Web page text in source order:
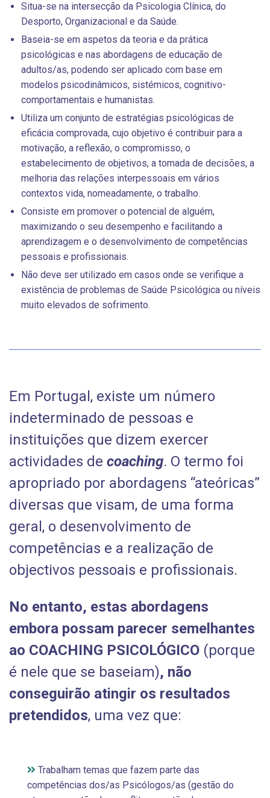
Situa-se na intersecção da Psicologia Clínica, do
Desporto, Organizacional e da Saúde.
Baseia-se em aspetos da teoria e da prática
psicológicas e nas abordagens de educação de
adultos/as, podendo ser aplicado com base em
modelos psicodinâmicos, sistémicos, cognitivo-
comportamentais e humanistas.
Utiliza um conjunto de estratégias psicológicas de
eficácia comprovada, cujo objetivo é contribuir para a
motivação, a reflexão, o compromisso, o
estabelecimento de objetivos, a tomada de decisões, a
melhoria das relações interpessoais em vários
contextos vida, nomeadamente, o trabalho.
Consiste em promover o potencial de alguém,
maximizando o seu desempenho e facilitando a
aprendizagem e o desenvolvimento de competências
pessoais e profissionais.
Não deve ser utilizado em casos onde se verifique a
existência de problemas de Saúde Psicológica ou níveis
muito elevados de sofrimento.
Em Portugal, existe um número
indeterminado de pessoas e
instituições que dizem exercer
actividades decoaching. O termo foi
apropriado por abordagens “ateóricas”
diversas que visam, de uma forma
geral, o desenvolvimento de
competências e a realização de
objectivos pessoais e profissionais.
No entanto, estas abordagens
embora possam parecer semelhantes
ao COACHING PSICOLÓGICO (porque
é nele que se baseiam), não
conseguirão atingir os resultados
pretendidos, uma vez que:
Trabalham temas que fazem parte das
competências dos/as Psicólogos/as (gestão do